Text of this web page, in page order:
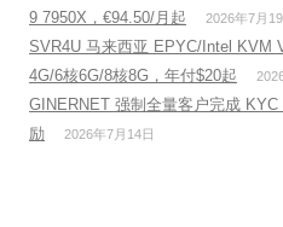
9 7950X，€94.50/月起
2026年7月
SVR4U 马来西亚 EPYC/Intel KVM
4G/6核6G/8核8G，年付$20起
GINERNET 强制全量客户完成
励
2026年7月14日